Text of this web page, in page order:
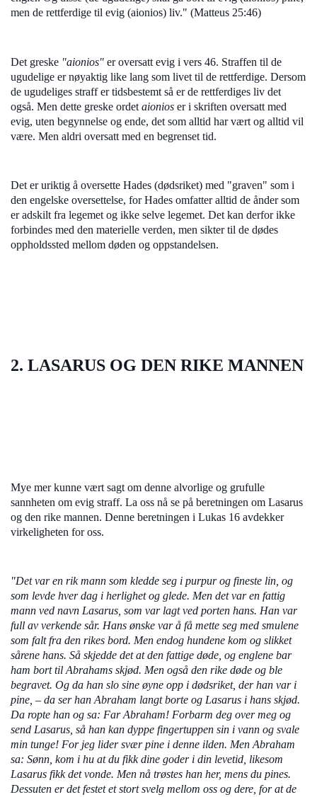
men de rettferdige til evig (aionios) liv." (Matteus 25:46)
Det greske "aionios" er oversatt evig i vers 46. Straffen til de
ugudelige er nøyaktig like lang som livet til de rettferdige. Dersom
de ugudeliges straff er tidsbestemt så er de rettferdiges liv det
også. Men dette greske ordet aionios er i skriften oversatt med
evig, uten begynnelse og ende, det som alltid har vært og alltid vil
være. Men aldri oversatt med en begrenset tid.
Det er uriktig å oversette Hades (dødsriket) med "graven" som i
den engelske oversettelse, for Hades omfatter alltid de ånder som
er adskilt fra legemet og ikke selve legemet. Det kan derfor ikke
forbindes med den materielle verden, men sikter til de dødes
oppholdssted mellom døden og oppstandelsen.
2. LASARUS OG DEN RIKE MANNEN
Mye mer kunne vært sagt om denne alvorlige og grufulle
sannheten om evig straff. La oss nå se på beretningen om Lasarus
og den rike mannen. Denne beretningen i Lukas 16 avdekker
virkeligheten for oss.
"Det var en rik mann som kledde seg i purpur og fineste lin, og
som levde hver dag i herlighet og glede. Men det var en fattig
mann ved navn Lasarus, som var lagt ved porten hans. Han var
full av verkende sår. Hans ønske var å få mette seg med smulene
som falt fra den rikes bord. Men endog hundene kom og slikket
sårene hans. Så skjedde det at den fattige døde, og englene bar
ham bort til Abrahams skjød. Men også den rike døde og ble
begravet. Og da han slo sine øyne opp i dødsriket, der han var i
pine, – da ser han Abraham langt borte og Lasarus i hans skjød.
Da ropte han og sa: Far Abraham! Forbarm deg over meg og
send Lasarus, så han kan dyppe fingertuppen sin i vann og svale
min tunge! For jeg lider svær pine i denne ilden. Men Abraham
sa: Sønn, kom i hu at du fikk dine goder i din levetid, likesom
Lasarus fikk det vonde. Men nå trøstes han her, mens du pines.
Dessuten er det festet et stort svelg mellom oss og dere, for at de